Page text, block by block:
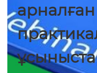
арналған